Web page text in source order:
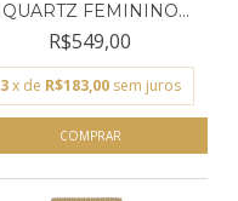
QUARTZ FEMININO
EURO EU...
R$549,00
3 x de R$183,00 sem juros